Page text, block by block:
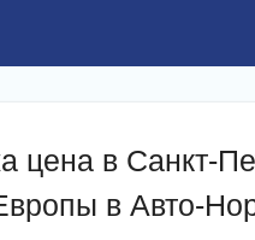
цена в Санкт-
в Авто-